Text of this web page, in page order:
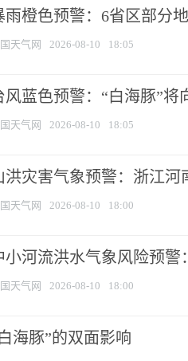
雨橙色预警：6省区部分
天气网 2026-08-10 18:05
风蓝色预警：“白海豚”
天气网 2026-08-10 18:05
洪灾害气象预警：浙江
天气网 2026-08-10 18:00
小河流洪水气象风险预
天气网 2026-08-10 18:00
海豚”的双面影响